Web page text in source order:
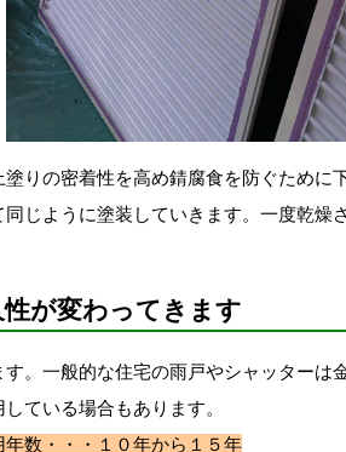
りの密着性を高め錆腐食を防ぐために
じように塗装していきます。一度乾燥
が変わってきます
。一般的な住宅の雨戸やシャッターは
ている場合もあります。
・・１０年から１５年